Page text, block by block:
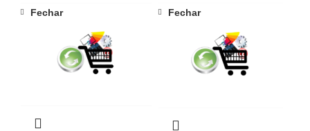
Fechar Fechar